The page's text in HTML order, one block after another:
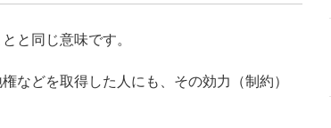
と同じ意味です。
などを取得した人にも、その効力（制約）